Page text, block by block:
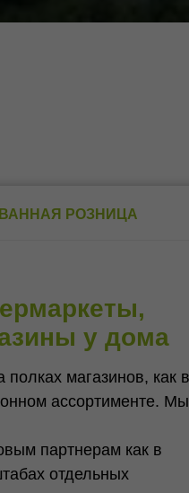
РОЗНИЦА
у дома
магазинов, как в
ассортименте.
партнерам как в
отдельных